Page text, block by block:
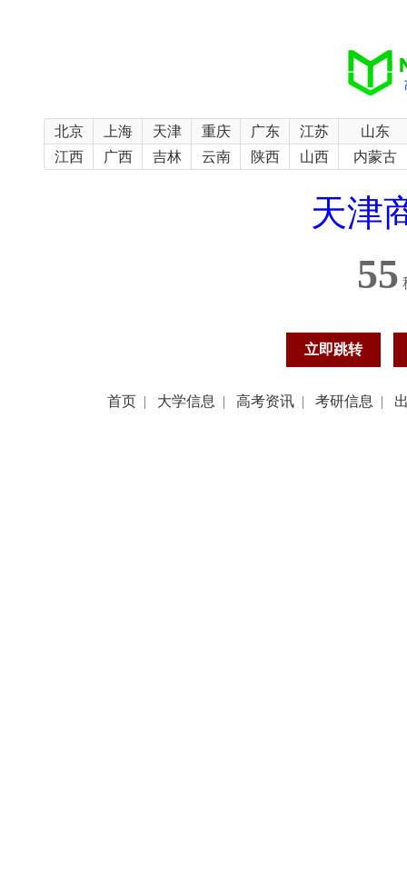
北京 上海 天津 重庆 广东 江苏
山东
江西
广西 吉林 云南 陕西 山西 内蒙古
天津
54
立即跳转
首页 | 大学信息 | 高考资讯 | 考研信息 |